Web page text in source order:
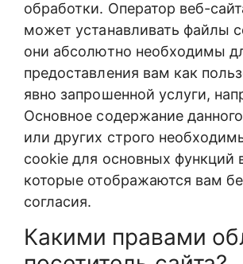
обработки. Оператор веб-
может устанавливать файлы
они абсолютно необходимы
предоставления вам как
явно запрошенной услуги,
Основное содержание
или других строго
cookie для основных функций
которые отображаются вам
согласия.
Какими правами